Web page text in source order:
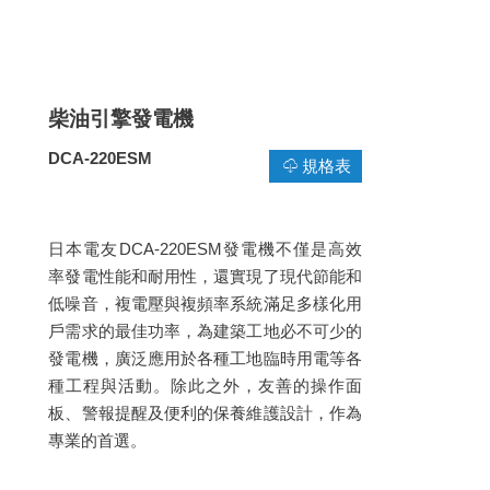
柴油引擎發電機
DCA-220ESM 規格表
日本電友DCA-220ESM發電機不僅是高效
率發電性能和耐用性，還實現了現代節能和
低噪音，複電壓與複頻率系統滿足多樣化用
戶需求的最佳功率，為建築工地必不可少的
發電機，廣泛應用於各種工地臨時用電等各
種工程與活動。除此之外，友善的操作面
板、警報提醒及便利的保養維護設計，作為
專業的首選。